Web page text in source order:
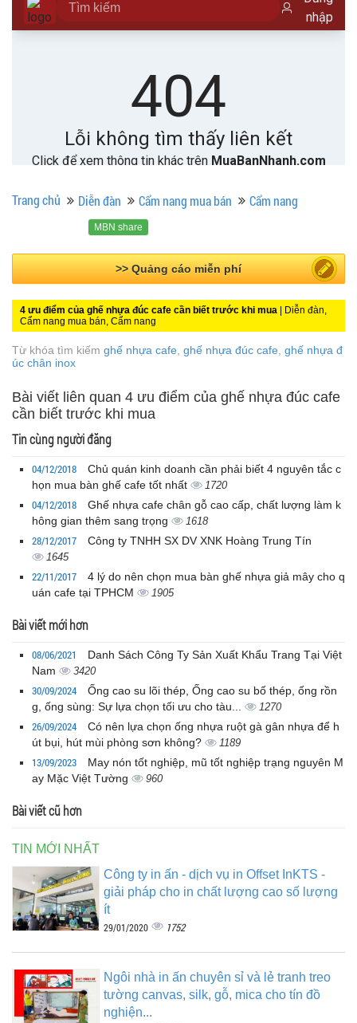
Trang chủ Diễn đàn Cẩm nang mua bán Cẩm nang
MBN share
>> Quảng cáo miễn phí
4 ưu điểm của ghế nhựa đúc cafe cần biết trước khi mua | Diễn đàn,
Cẩm nang mua bán, Cẩm nang
Từ khóa tìm kiếm ghế nhựa cafe ghế nhựa đúc cafe ghế nhựa đ
úc chân inox
Bài viết liên quan 4 ưu điểm của ghế nhựa đúc cafe
cần biết trước khi mua
Tin cùng người đăng
04/12/2018
Chủ quán kinh doanh cần phải biết 4 nguyên tắc c
họn mua bàn ghế cafe tốt nhất
1720
04/12/2018
Ghế nhựa cafe chân gỗ cao cấp, chất lượng làm k
hông gian thêm sang trọng
1618
28/12/2017 Công ty TNHH SX DV XNK Hoàng Trung Tín
1645
22/11/2017
4 lý do nên chọn mua bàn ghế nhựa giả mây cho q
uán cafe tại TPHCM
1905
Bài viết mới hơn
08/06/2021
Danh Sách Công Ty Sản Xuất Khẩu Trang Tại Việt
Nam
3420
30/09/2024
Ống cao su lõi thép, Ống cao su bố thép, ống rồn
g, ống sùng: Sự lựa chọn tối ưu cho tàu...
1270
26/09/2024
Có nên lựa chọn ống nhựa ruột gà gân nhựa để h
út bụi, hút mùi phòng sơn không?
1189
13/09/2023
May nón tốt nghiệp, mũ tốt nghiệp trạng nguyên M
ay Mặc Việt Tường
960
Bài viết cũ hơn
TIN MỚI NHẤT
Công ty in ấn - dịch vụ in Offset InKTS -
giải pháp cho in chất lượng cao số lượng
ít
29/01/2020 1752
Ngôi nhà in ấn chuyên sỉ và lẻ tranh treo
tường canvas, silk, gỗ, mica cho tín đồ
nghiện...